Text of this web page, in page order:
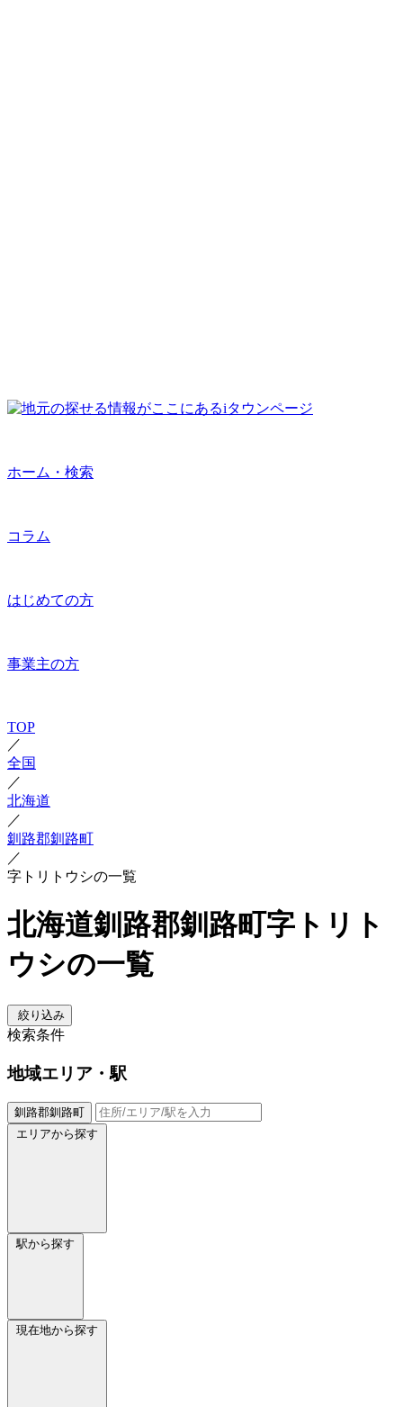
ホーム・検索
コラム
はじめての方
事業主の方
TOP
／
全国
／
北海道
／
釧路郡釧路町
／
字トリトウシの一覧
北海道釧路郡釧路町字トリト
ウシの一覧
絞り込み
検索条件
地域エリア・駅
釧路郡釧路町
エリアから探す
駅から探す
現在地から探す